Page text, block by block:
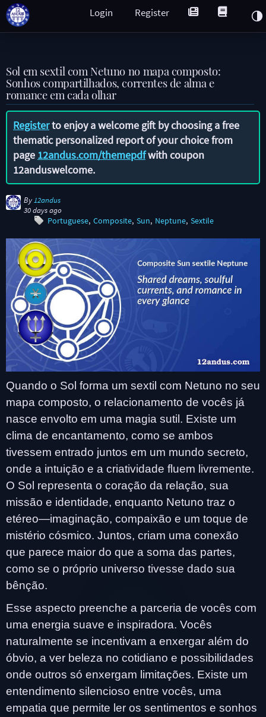
Register
Login
Sol em sextil com Netuno no mapa composto:
Sonhos compartilhados, correntes de alma e
romance em cada olhar
Registerto enjoy a welcome gift by choosing a free
thematic personalized report of your choice from
page 12andus.com/themepdfwith coupon
12anduswelcome.
By 12andus
30 days ago
Portuguese Composite Sun Neptune Sextile
Quando o Sol forma um sextil com Netuno no seu
mapa composto, o relacionamento de vocês já
nasce envolto em uma magia sutil. Existe um
clima de encantamento, como se ambos
tivessem entrado juntos em um mundo secreto,
onde a intuição e a criatividade fluem livremente.
O Sol representa o coração da relação, sua
missão e identidade, enquanto Netuno traz o
etéreo—imaginação, compaixão e um toque de
mistério cósmico. Juntos, criam uma conexão
que parece maior do que a soma das partes,
como se o próprio universo tivesse dado sua
bênção.
Esse aspecto preenche a parceria de vocês com
uma energia suave e inspiradora. Vocês
naturalmente se incentivam a enxergar além do
óbvio, a ver beleza no cotidiano e possibilidades
onde outros só enxergam limitações. Existe um
entendimento silencioso entre vocês, uma
empatia que permite ler os sentimentos e sonhos